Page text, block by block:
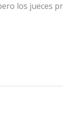
los jueces